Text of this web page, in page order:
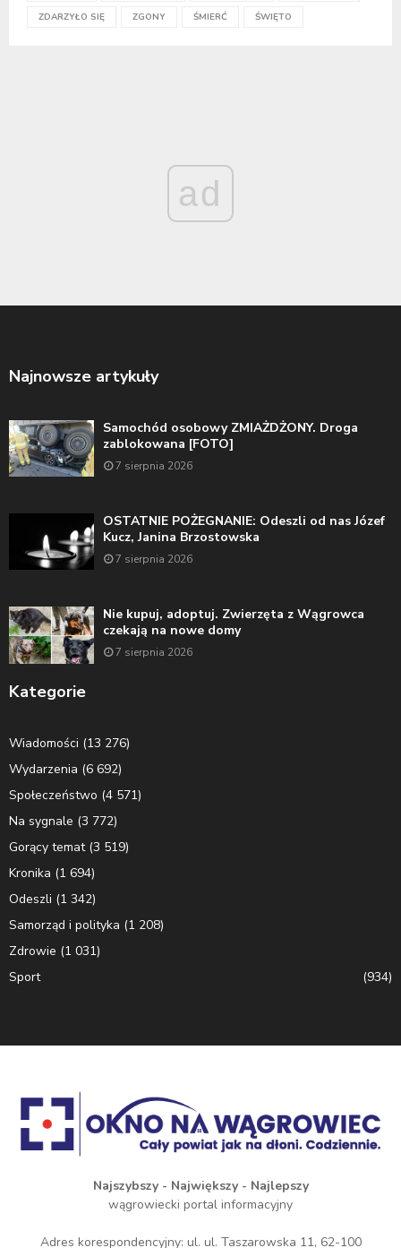
ZDARZYŁO SIĘ ZGONY ŚMIERĆ ŚWIĘTO
ad
Najnowsze artykuły
Samochód osobowy ZMIAŻDŻONY. Droga
zablokowana [FOTO]
7 sierpnia 2026
OSTATNIE POŻEGNANIE: Odeszli od nas Józef
Kucz, Janina Brzostowska
7 sierpnia 2026
Nie kupuj, adoptuj. Zwierzęta z Wągrowca
czekają na nowe domy
7 sierpnia 2026
Kategorie
Wiadomości (13 276)
Wydarzenia (6 692)
Społeczeństwo (4 571)
Na sygnale (3 772)
Gorący temat(3 519)
Kronika (1 694)
Odeszli (1 342)
Samorząd i polityka (1 208)
Zdrowie (1 031)
Sport
(934)
Najszybszy - Największy - Najlepszy
wągrowiecki portal informacyjny
Adres korespondencyjny: ul. ul. Taszarowska 11, 62-100